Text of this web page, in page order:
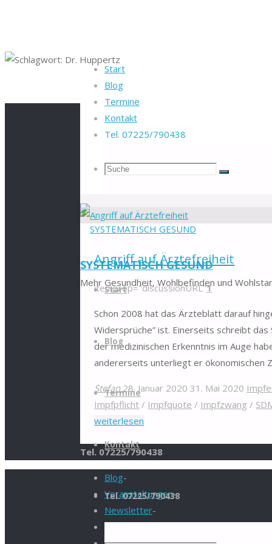
Start
Blog
Termine
Kontakt
Tel. 07225/790438
Suche
Suchen
nach:
Suche
SYSTEMATISCH GESUND
Mehr Gesundheit, Wohlbefinden und
Zum
Inhalt Start
Blog
Termine
Kontakt
Tel. 07225/790438
Startseite
Beiträge verschlagwortet "Dr. Huppertz"
Schlagwort:
Angriff auf Ärztefreiheit
itemprop="discussionURL"1
Schon 2008 hat das Ärzteblatt darauf
Widersprüche” ist. Einerseits schreibt
der medizinischen Erkenntnis im Auge
andererseits unterliegt er ökonomischen
Stefan 28. Januar 202031. Mai 2020
Impfpflicht / Impfquote / Impfzwang /
weiterlesen
Ärztefreiheit"
Tel. 07225/790438
Blog-
Veranstaltungen-
Newsletter-
Impressum-